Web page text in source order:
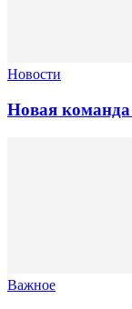
Новости
Новая
Важное